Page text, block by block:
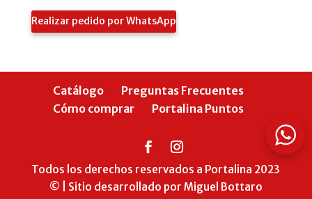
Realizar pedido por WhatsApp
Catálogo
Preguntas Frecuentes
Cómo comprar
Portalina Puntos
Todos los derechos reservados a Portalina 2023
© | Sitio desarrollado por Miguel Bottaro